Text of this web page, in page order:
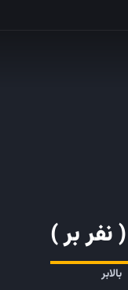
نفر بر )
بالابر